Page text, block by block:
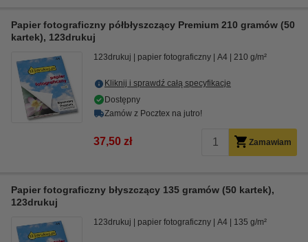
Papier fotograficzny półbłyszczący Premium 210 gramów (50
kartek), 123drukuj
123drukuj papier fotograficzny A4 210 g/m²
Kliknij i sprawdź całą specyfikacje
Dostępny
Zamów z Pocztex na jutro!
37,50 zł Zamawiam
Papier fotograficzny błyszczący 135 gramów (50 kartek),
123drukuj
123drukuj papier fotograficzny A4 135 g/m²